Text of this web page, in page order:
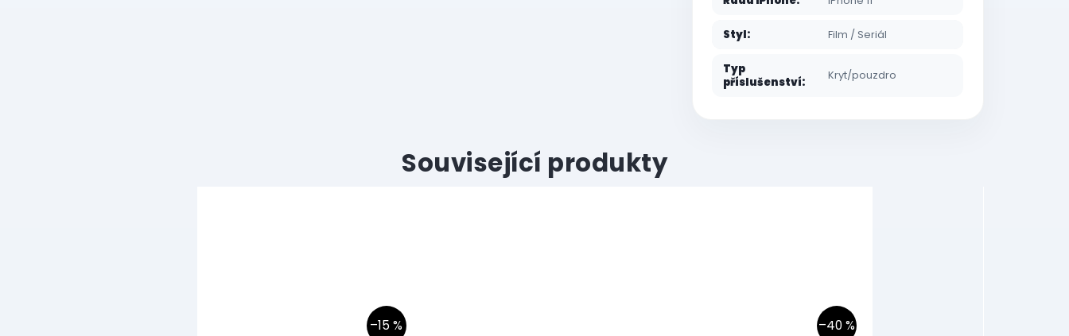
Styl: Film / Seriál
Typ
příslušenství: Kryt/pouzdro
Související produkty
–15 % –40 %